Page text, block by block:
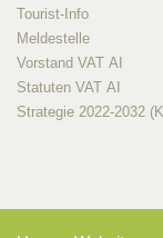
Tourist-Info
Meldestelle
Vorstand VAT AI
Statuten VAT AI
Strategie 2022-2032